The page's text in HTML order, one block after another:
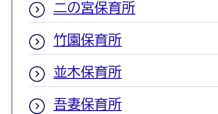
二の宮保育所
竹園保育所
並木保育所
吾妻保育所